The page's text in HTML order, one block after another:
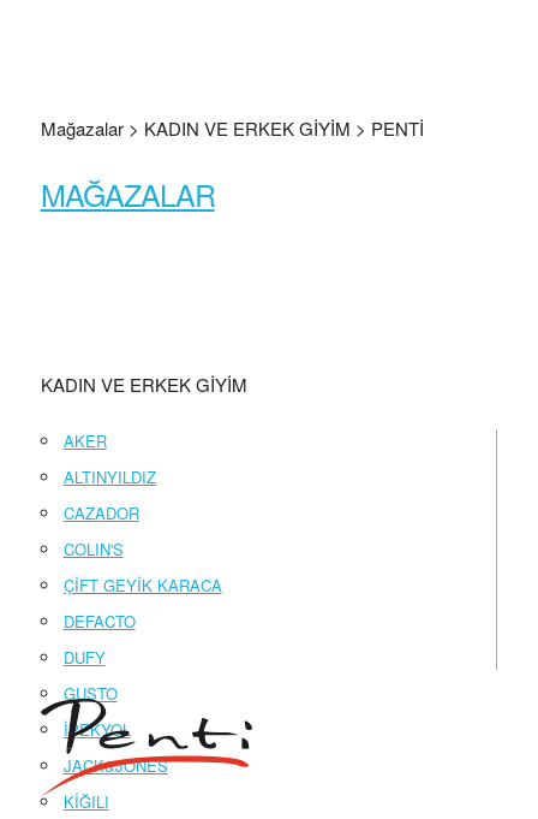
Mağazalar > KADIN VE ERKEK GİYİM > PENTİ
MAĞAZALAR
KADIN VE ERKEK GİYİM
AKER
ALTINYILDIZ
CAZADOR
COLIN'S
ÇİFT GEYİK KARACA
DEFACTO
DUFY
GUSTO
İPEKYOL
JACK&JONES
KİĞILI